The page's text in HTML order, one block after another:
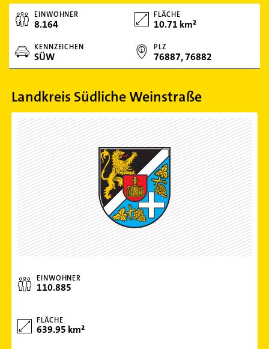
EINWOHNER
8.164
FLÄCHE
10.71 km²
KENNZEICHEN
SÜW
PLZ
76887, 76882
Landkreis Südliche Weinstraße
EINWOHNER
110.885
FLÄCHE
639.95 km²